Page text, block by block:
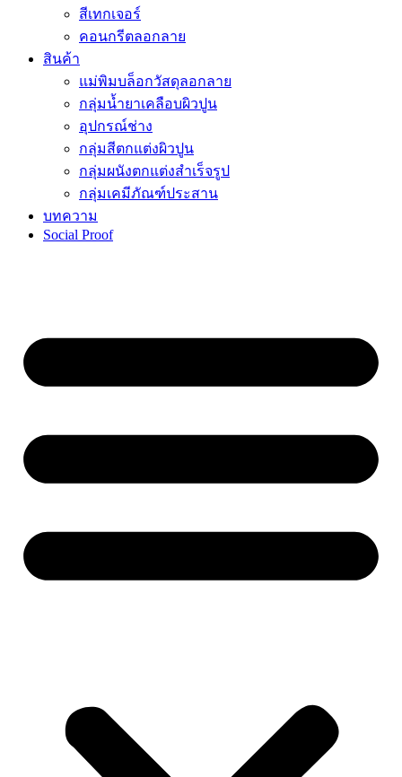
สีเทกเจอร์
คอนกรีตลอกลาย
สินค้า
แม่พิมบล็อกวัสดุลอกลาย
กลุ่มน้ำยาเคลือบผิวปูน
อุปกรณ์ช่าง
กลุ่มสีตกแต่งผิวปูน
กลุ่มผนังตกแต่งสำเร็จรูป
กลุ่มเคมีภัณฑ์ประสาน
บทความ
Social Proof